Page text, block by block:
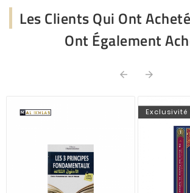
Les Clients Qui Ont
Ont Également
 
Exclusivité